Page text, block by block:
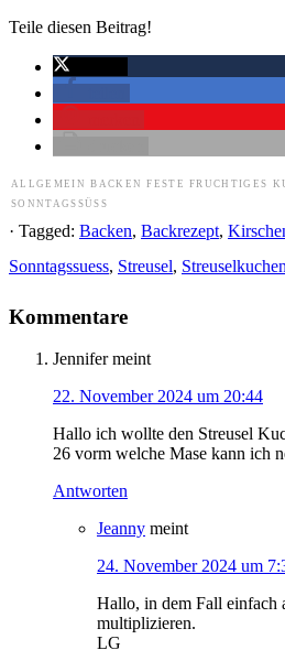
Teile diesen Beitrag!
ALLGEMEIN BACKEN FESTE FRUCHTIGES
SONNTAGSSÜSS
· Tagged: Backen, Backrezept,
Sonntagssuess, Streusel, Streuselkuchen
Kommentare
Jennifer meint
22. November 2024 um 20:44
Hallo ich wollte den Streusel
26 vorm welche Mase kann ich
Antworten
Jeanny meint
24. November 2024 um
Hallo, in dem Fall einfach
multiplizieren.
LG